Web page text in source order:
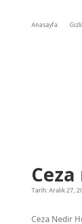
Anasayfa
Tarih: Aralık 27,
Ceza Nedir